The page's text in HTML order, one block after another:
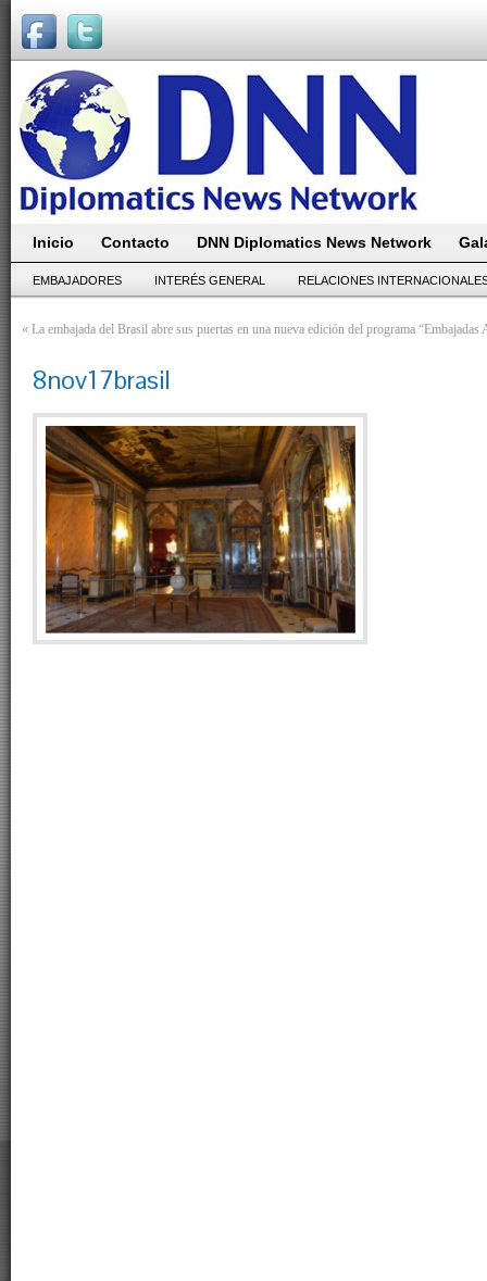
Inicio Contacto DNN Diplomatics News Network
EMBAJADORES INTERÉS GENERAL RELACIONES
« La embajada del Brasil abre sus puertas en una nueva edición del programa “Embajadas
8nov17brasil